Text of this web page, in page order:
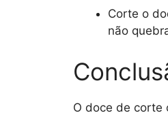
Corte o
não
O doce de corte